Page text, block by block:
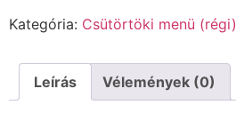
Kategória: Csütörtöki menü (régi)
Leírás Vélemények (0)